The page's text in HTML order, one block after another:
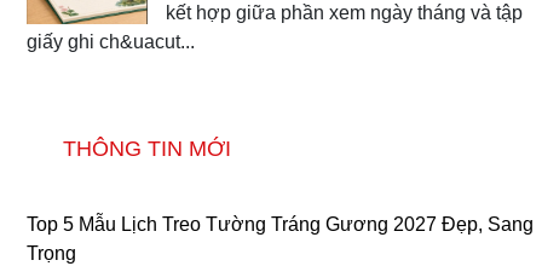
kết hợp giữa phần xem ngày tháng và tập
giấy ghi ch&uacut...
THÔNG TIN MỚI
Top 5 Mẫu Lịch Treo Tường Tráng Gương 2027 Đẹp, Sang
Trọng